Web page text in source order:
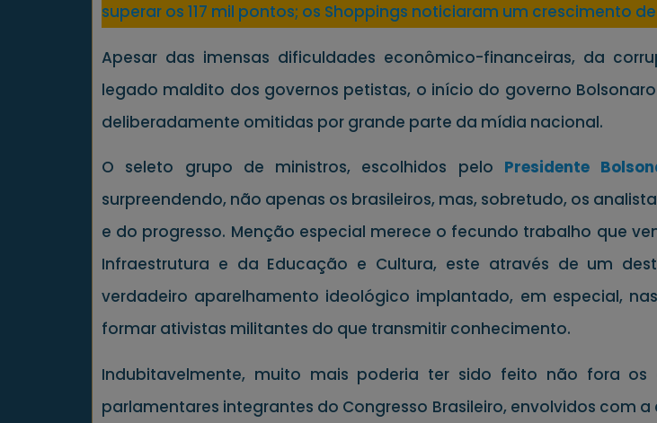
superar os 117 mil pontos; os Shoppings noticiaram um crescimento
Apesar das imensas dificuldades econômico-financeiras, da
legado maldito dos governos petistas, o início do governo
deliberadamente omitidas por grande parte da mídia nacional.
O seleto grupo de ministros, escolhidos pelo Presidente
surpreendendo, não apenas os brasileiros, mas, sobretudo, os
e do progresso. Menção especial merece o fecundo trabalho que
Infraestrutura e da Educação e Cultura, este através de um
verdadeiro aparelhamento ideológico implantado, em especial,
formar ativistas militantes do que transmitir conhecimento.
Indubitavelmente, muito mais poderia ter sido feito não fora
parlamentares integrantes do Congresso Brasileiro, envolvidos com